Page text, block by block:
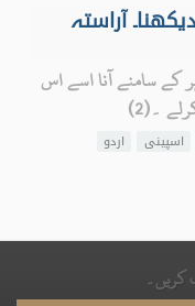
آراستہ
کے سامنے آنا اسے اس
۔(2)
اسپینی
اردو
کریں۔